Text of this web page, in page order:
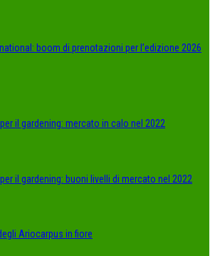
boom di prenotazioni per l’edizione 2026
il gardening: mercato in calo nel 2022
il gardening: buoni livelli di mercato nel 2022
Ariocarpus in fiore